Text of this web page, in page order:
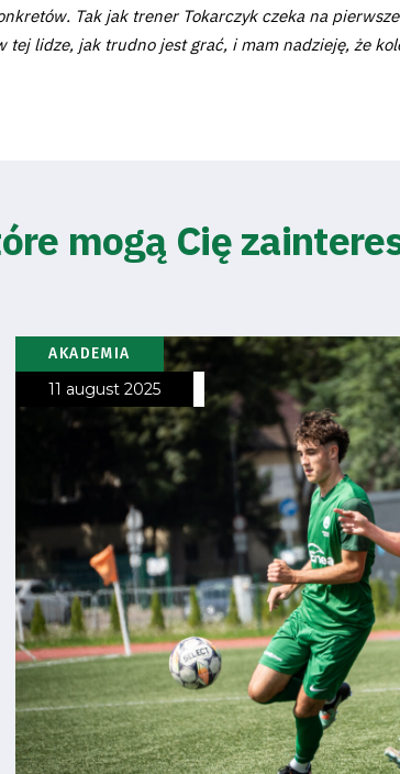
Tak jak trener Tokarczyk czeka na
lidze, jak trudno jest grać, i mam nadzieję, że
mogą Cię
AKADEMIA
11 august 2025